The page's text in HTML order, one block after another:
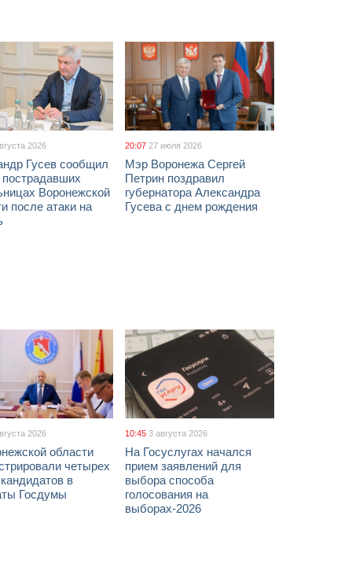
2026
Гусев сообщил
Воронежской
после атаки на
20:07 27 июля 2026
Мэр Воронежа Сергей
Петрин поздравил
губернатора Александра
Гусева с днем рождения
2026
области
четырех
в
Госдумы
10:45 3 августа 2026
На Госуслугах начался
прием заявлений для
выбора способа
голосования на
выборах-2026